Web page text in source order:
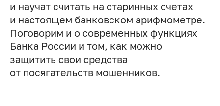
и научат считать на старинных счетах
и настоящем банковском арифмометре.
Поговорим и о современных функциях
Банка России и том, как можно
защитить свои средства
от посягательств мошенников.